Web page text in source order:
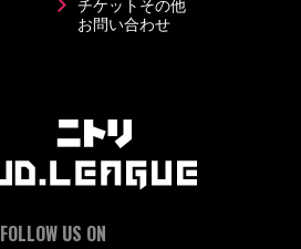
チケットその他
お問い合わせ
FOLLOW US ON